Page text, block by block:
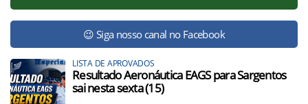
😉 Siga nosso canal no Facebook
LISTA DE APROVADOS
Resultado Aeronáutica EAGS para Sargentos
sai nesta sexta (15)